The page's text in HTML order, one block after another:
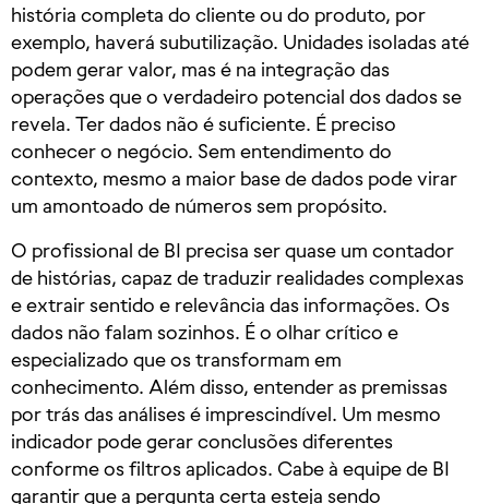
história completa do cliente ou do produto, por
exemplo, haverá subutilização. Unidades isoladas até
podem gerar valor, mas é na integração das
operações que o verdadeiro potencial dos dados se
revela. Ter dados não é suficiente. É preciso
conhecer o negócio. Sem entendimento do
contexto, mesmo a maior base de dados pode virar
um amontoado de números sem propósito.
O profissional de BI precisa ser quase um contador
de histórias, capaz de traduzir realidades complexas
e extrair sentido e relevância das informações. Os
dados não falam sozinhos. É o olhar crítico e
especializado que os transformam em
conhecimento. Além disso, entender as premissas
por trás das análises é imprescindível. Um mesmo
indicador pode gerar conclusões diferentes
conforme os filtros aplicados. Cabe à equipe de BI
garantir que a pergunta certa esteja sendo